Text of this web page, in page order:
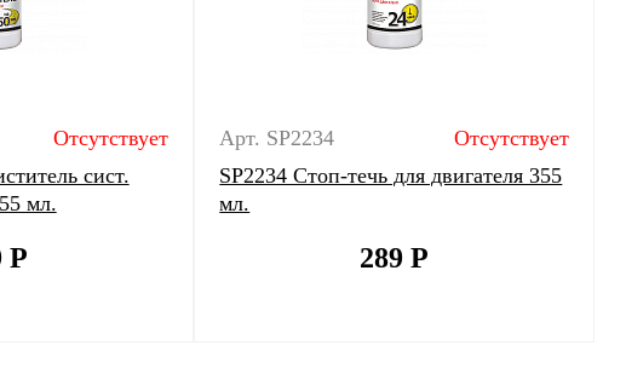
Отсутствует
сист.
мл.
Р
Арт. SP2234
Отсутствует
SP2234 Стоп-течь для двигателя 355
мл.
289Р